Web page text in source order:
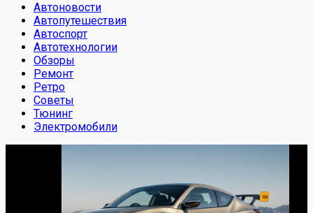
Автоновости
Автопутешествия
Автоспорт
Автотехнологии
Обзоры
Ремонт
Ретро
Советы
Тюнинг
Электромобили